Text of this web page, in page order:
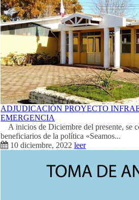
ADJUDICACIÓN PROYECTO
EMERGENCIA
A inicios de Diciembre del presente, se
beneficiarios de la política «Seamos...
10 diciembre, 2022 leer